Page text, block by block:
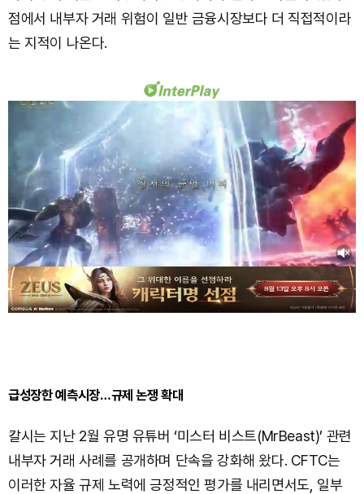
점에서 내부자 거래 위험이 일반 금융시장보다 더 직접적이라
는 지적이 나온다.
급성장한 예측시장…규제 논쟁 확대
칼시는 지난 2월 유명 유튜버 ‘미스터 비스트(MrBeast)’ 관련
내부자 거래 사례를 공개하며 단속을 강화해 왔다. CFTC는
이러한 자율 규제 노력에 긍정적인 평가를 내리면서도, 일부